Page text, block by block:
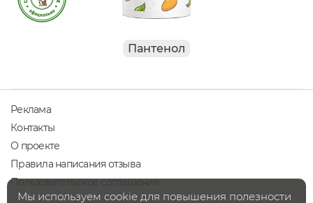
Пантенол
Реклама
Контакты
О проекте
Правила написания отзыва
Пользовательское соглашение
Мы используем cookie для повышения полезности